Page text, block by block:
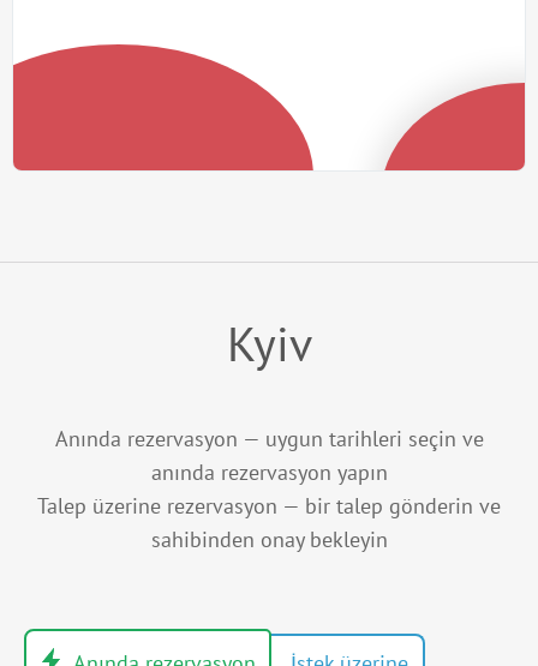
Kyiv
Anında rezervasyon — uygun tarihleri seçin ve
anında rezervasyon yapın
Talep üzerine rezervasyon — bir talep gönderin ve
sahibinden onay bekleyin